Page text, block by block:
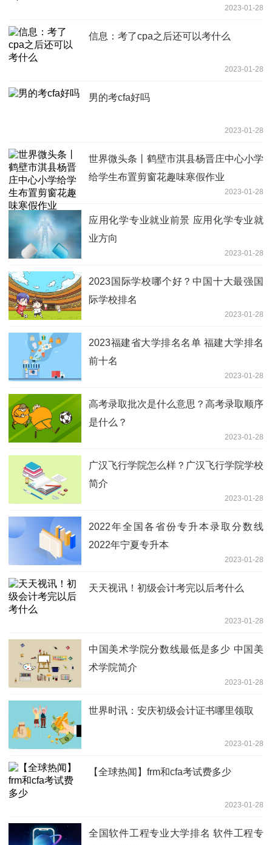
2023-01-28
信息：考了cpa之后还可以考什么
2023-01-28
男的考cfa好吗
2023-01-28
世界微头条丨鹤壁市淇县杨晋庄中心小学
给学生布置剪窗花趣味寒假作业
2023-01-28
应用化学专业就业前景 应用化学专业就
业方向
2023-01-28
2023国际学校哪个好？中国十大最强国
际学校排名
2023-01-28
2023福建省大学排名名单 福建大学排名
前十名
2023-01-28
高考录取批次是什么意思？高考录取顺序
是什么？
2023-01-28
广汉飞行学院怎么样？广汉飞行学院学校
简介
2023-01-28
2022年全国各省份专升本录取分数线
2022年宁夏专升本
2023-01-28
天天视讯！初级会计考完以后考什么
2023-01-28
中国美术学院分数线最低是多少 中国美
术学院简介
2023-01-28
世界时讯：安庆初级会计证书哪里领取
2023-01-28
【全球热闻】frm和cfa考试费多少
2023-01-28
全国软件工程专业大学排名 软件工程专